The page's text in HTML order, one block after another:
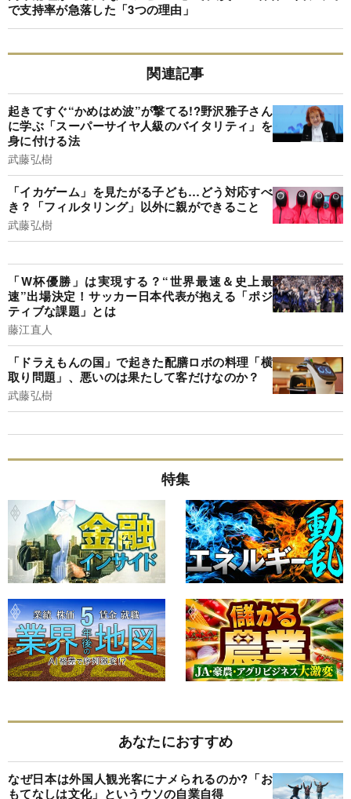
で支持率が急落した「3つの理由」
関連記事
起きてすぐ“かめはめ波”が撃てる!?野沢雅子さん
に学ぶ「スーパーサイヤ人級のバイタリティ」を
身に付ける法
武藤弘樹
「イカゲーム」を見たがる子ども…どう対応すべ
き？「フィルタリング」以外に親ができること
武藤弘樹
「W杯優勝」は実現する？“世界最速＆史上最
速”出場決定！サッカー日本代表が抱える「ポジ
ティブな課題」とは
藤江直人
「ドラえもんの国」で起きた配膳ロボの料理「横
取り問題」、悪いのは果たして客だけなのか？
武藤弘樹
特集
あなたにおすすめ
なぜ日本は外国人観光客にナメられるのか?「お
もてなしは文化」というウソの自業自得